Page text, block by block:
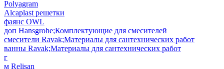
Polyagram
Alcaplast решетки
фаянс OWL
доп Hansgrohe;Комплектующие для смесителей
смесители Ravak;Материалы для сантехнических работ
ванны Ravak;Материалы для сантехнических работ
г
м Relisan